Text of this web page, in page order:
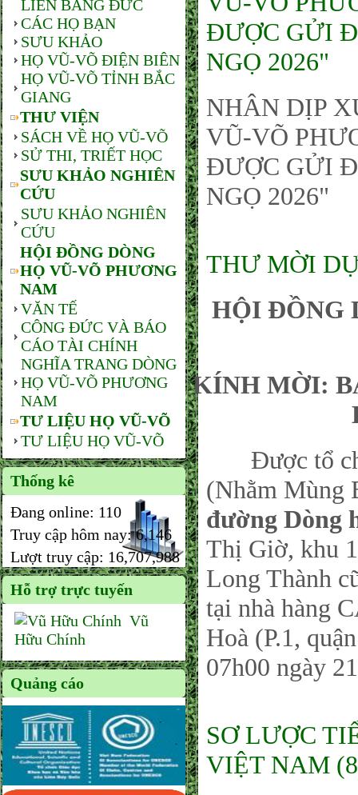
LIÊN BANG ĐỨC
CÁC HỌ BẠN
SƯU KHẢO
HỌ VŨ-VÕ ĐIỆN BIÊN
HỌ VŨ-VÕ TỈNH BẮC
GIANG
THƯ VIỆN
SÁCH VỀ HỌ VŨ-VÕ
SỬ THI, TRIẾT HỌC
SƯU KHẢO NGHIÊN
CỨU
SƯU KHẢO NGHIÊN
CỨU
HỘI ĐỒNG DÒNG
HỌ VŨ-VÕ PHƯƠNG
NAM
VĂN TẾ
CÔNG ĐỨC VÀ BÁO
CÁO TÀI CHÍNH
NGHĨA TRANG DÒNG
HỌ VŨ-VÕ PHƯƠNG
NAM
TƯ LIỆU HỌ VŨ-VÕ
TƯ LIỆU HỌ VŨ-VÕ
Thống kê
Đang online: 110
Truy cập hôm nay:6,146
Lượt truy cập: 16,707,988
Hỗ trợ trực tuyến
Vũ
Hữu Chính
Quảng cáo
ĐƯỢC GỬI
NGỌ 2026"
NHÂN DỊP
VŨ-VÕ
ĐƯỢC GỬI
NGỌ 2026"
THƯ MỜI
HỘI ĐỒNG
KÍNH MỜI:
Được tổ
(Nhằm Mùng
đường Dòng
Thị Giờ, khu
Long Thành
tại nhà hàng
Hoà (P.1,
07h00 ngày
SƠ LƯỢC
VIỆT NAM